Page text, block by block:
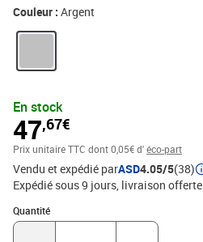
costumes, robes, pantalons,
métal Dimensions : 125 x 50 x 130
Couleur : Argent
En stock
47,67€
Prix unitaire TTC dont 0,05€ d'éco-part
Vendu et expédié parASD4.05/5(38)
Expédié sous 9 jours livraison offerte
Quantité
Quantité : 1